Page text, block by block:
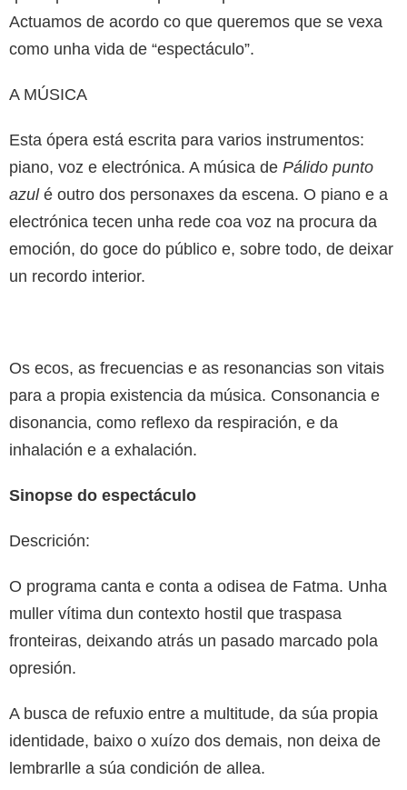
Actuamos de acordo co que queremos que se vexa
como unha vida de “espectáculo”.
A MÚSICA
Esta ópera está escrita para varios instrumentos:
piano, voz e electrónica. A música de Pálido punto
azulé outro dos personaxes da escena. O piano e a
electrónica tecen unha rede coa voz na procura da
emoción, do goce do público e, sobre todo, de deixar
un recordo interior.
Os ecos, as frecuencias e as resonancias son vitais
para a propia existencia da música. Consonancia e
disonancia, como reflexo da respiración, e da
inhalación e a exhalación.
Sinopse do espectáculo
Descrición:
O programa canta e conta a odisea de Fatma. Unha
muller vítima dun contexto hostil que traspasa
fronteiras, deixando atrás un pasado marcado pola
opresión.
A busca de refuxio entre a multitude, da súa propia
identidade, baixo o xuízo dos demais, non deixa de
lembrarlle a súa condición de allea.